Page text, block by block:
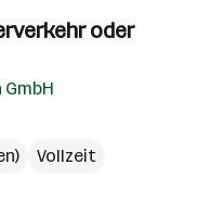
oder
Vollzeit